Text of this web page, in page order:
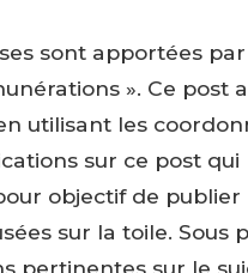
sont apportées
». Ce
utilisant les
sur ce post
objectif de
sur la toile.
pertinentes sur le